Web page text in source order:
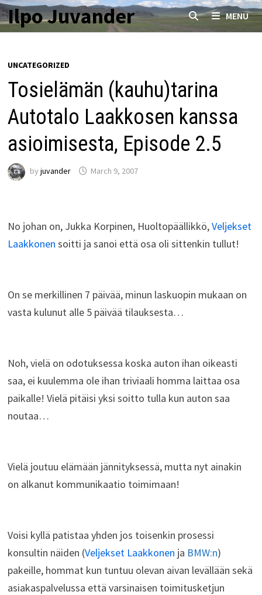
Skip
toIlpo Juvander MENU
UNCATEGORIZED
Tosielämän (kauhu)tarina
Autotalo Laakkosen kanssa
asioimisesta, Episode 2.5
by juvander March 9, 2007
No johan on, Jukka Korpinen, Huoltopäällikkö,Veljekset
Laakkonen soitti ja sanoi että osa oli sittenkin tullut!
On se merkillinen 7 päivää, minun laskuopin mukaan on
vasta kulunut alle 5 päivää tilauksesta…
Noh, vielä on odotuksessa koska auton ihan oikeasti
saa, ei kuulemma ole ihan triviaali homma laittaa osa
paikalle! Vielä pitäisi yksi soitto tulla kun auton saa
noutaa…
Vielä joutuu elämään jännityksessä, mutta nyt ainakin
on alkanut kommunikaatio toimimaan!
Voisi kyllä patistaa yhden jos toisenkin prosessi
konsultin näiden (Veljekset Laakkonen ja BMW:n)
pakeille, hommat kun tuntuu olevan aivan levällään sekä
asiakaspalvelussa että varsinaisen toimitusketjun